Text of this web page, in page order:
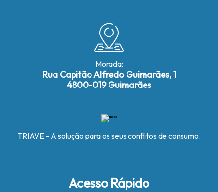
Morada:
Rua Capitão Alfredo Guimarães, 1
4800-019 Guimarães
TRIAVE - A solução para os seus conflitos de consumo.
Acesso Rápido